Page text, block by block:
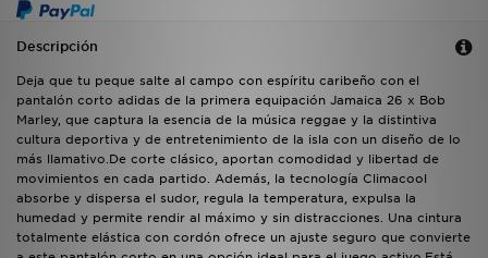
Descripción
Deja que tu peque salte al campo con espíritu caribeño con el
pantalón corto adidas de la primera equipación Jamaica 26 x Bob
Marley, que captura la esencia de la música reggae y la distintiva
cultura deportiva y de entretenimiento de la isla con un diseño de lo
más llamativo.De corte clásico, aportan comodidad y libertad de
movimientos en cada partido. Además, la tecnología Climacool
absorbe y dispersa el sudor, regula la temperatura, expulsa la
humedad y permite rendir al máximo y sin distracciones. Una cintura
totalmente elástica con cordón ofrece un ajuste seguro que convierte